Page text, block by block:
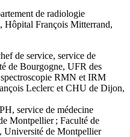
de radiologie
Hôpital François Mitterrand,
de service, service de
de Bourgogne, UFR des
spectroscopie RMN et IRM
Leclerc et CHU de Dijon,
service de médecine
Montpellier ; Faculté de
Université de Montpellier